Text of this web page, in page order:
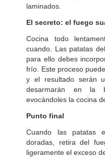
laminados.
El secreto: el fuego
Cocina todo
cuando. Las patatas
para ello debes
frío. Este proceso
y el resultado serán
desarmarán en la
evocándoles la cocina
Punto final
Cuando las patatas
doradas, retira del
ligeramente el exceso